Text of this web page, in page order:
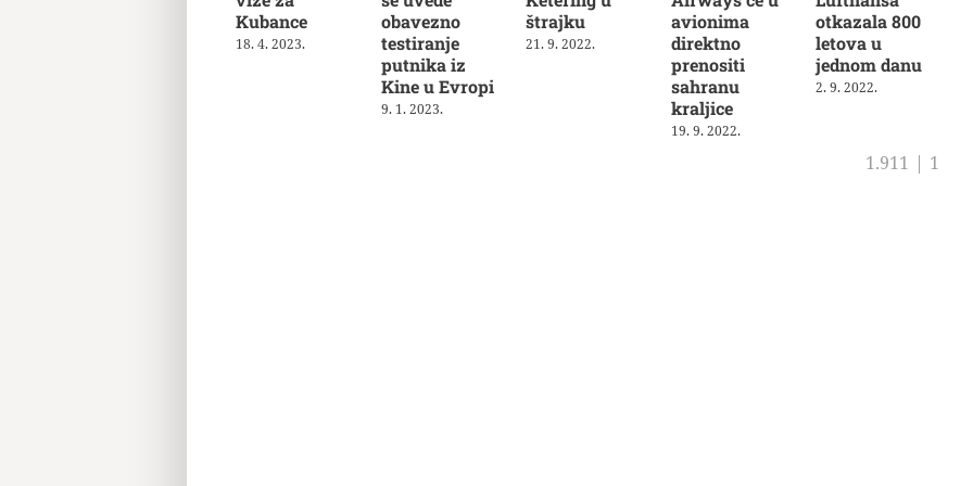
Kubance
18. 4. 2023.
obavezno
testiranje
putnika iz
Kine u Evropi
9. 1. 2023.
štrajku
21. 9. 2022.
avionima
direktno
prenositi
sahranu
kraljice
19. 9. 2022.
otkazala 800
letova u
jednom danu
2. 9. 2022.
1.911 | 1